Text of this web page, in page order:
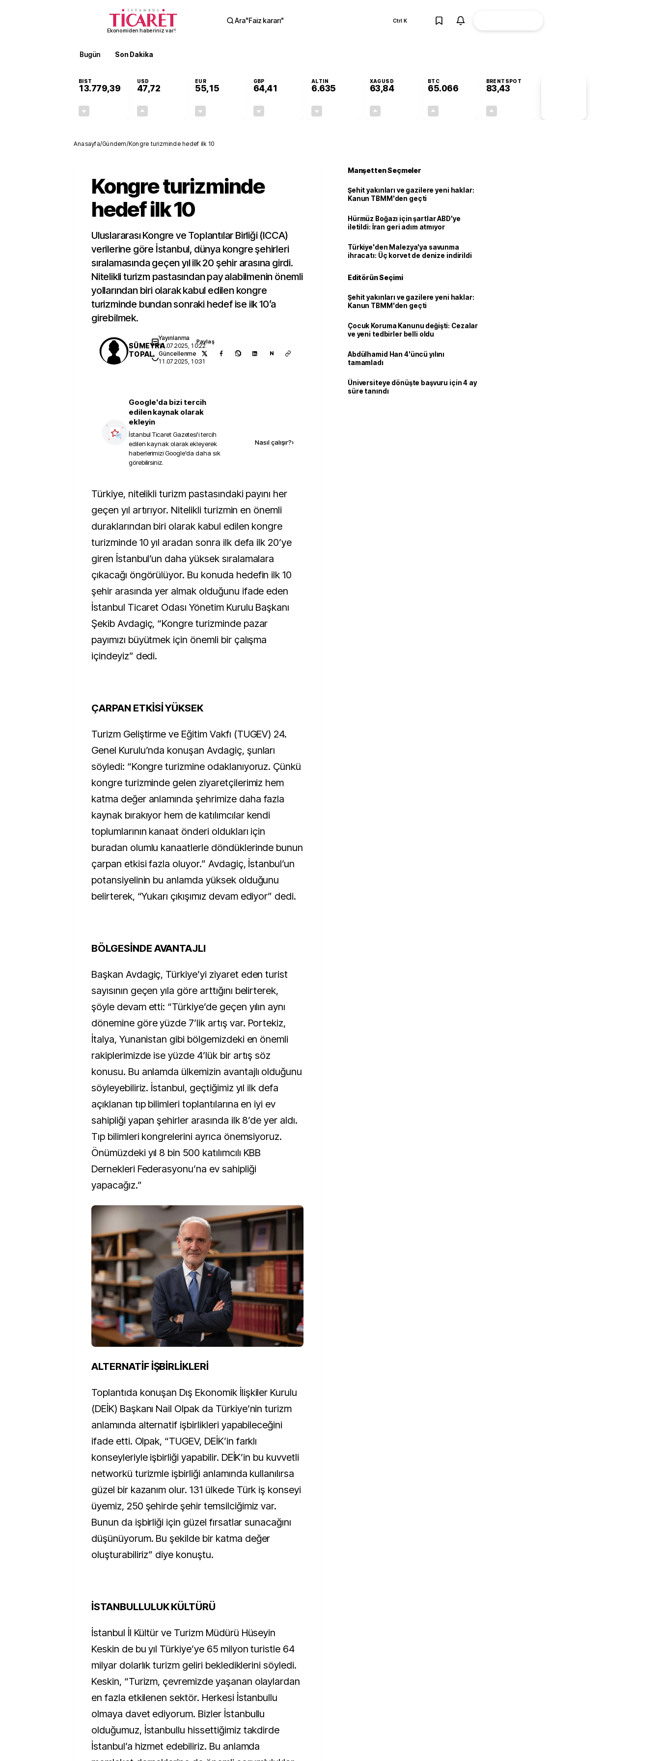
Ekonomiden haberiniz var!
Ara"Faiz kararı" Ctrl K
Bugün Son Dakika
BIST
13.779,39
USD
47,72
EUR
55,15
GBP
64,41
ALTIN
6.635
XAGUSD
63,84
BTC
65.066
BRENTSPOT
83,43
Anasayfa/Gündem/Kongre turizminde hedef ilk 10
Kongre turizminde
hedef ilk 10
Uluslararası Kongre ve Toplantılar Birliği (ICCA)
verilerine göre İstanbul, dünya kongre şehirleri
sıralamasında geçen yıl ilk 20 şehir arasına girdi.
Nitelikli turizm pastasından pay alabilmenin önemli
yollarından biri olarak kabul edilen kongre
turizminde bundan sonraki hedef ise ilk 10’a
girebilmek.
SÜMEYRA
TOPAL
Yayınlanma
11.07.2025, 10:22
Güncellenme
11.07.2025, 10:31
Paylaş
N
Google'da bizi tercih
edilen kaynak olarak
ekleyin
İstanbul Ticaret Gazetesi'i tercih
edilen kaynak olarak ekleyerek
haberlerimizi Google'da daha sık
görebilirsiniz.
Nasıl çalışır?›
Türkiye, nitelikli turizm pastasındaki payını her
geçen yıl artırıyor. Nitelikli turizmin en önemli
duraklarından biri olarak kabul edilen kongre
turizminde 10 yıl aradan sonra ilk defa ilk 20’ye
giren İstanbul’un daha yüksek sıralamalara
çıkacağı öngörülüyor. Bu konuda hedefin ilk 10
şehir arasında yer almak olduğunu ifade eden
İstanbul Ticaret Odası Yönetim Kurulu Başkanı
Şekib Avdagiç, “Kongre turizminde pazar
payımızı büyütmek için önemli bir çalışma
içindeyiz” dedi.
ÇARPAN ETKİSİ YÜKSEK
Turizm Geliştirme ve Eğitim Vakfı (TUGEV) 24.
Genel Kurulu’nda konuşan Avdagiç, şunları
söyledi: “Kongre turizmine odaklanıyoruz. Çünkü
kongre turizminde gelen ziyaretçilerimiz hem
katma değer anlamında şehrimize daha fazla
kaynak bırakıyor hem de katılımcılar kendi
toplumlarının kanaat önderi oldukları için
buradan olumlu kanaatlerle döndüklerinde bunun
çarpan etkisi fazla oluyor.” Avdagiç, İstanbul’un
potansiyelinin bu anlamda yüksek olduğunu
belirterek, “Yukarı çıkışımız devam ediyor” dedi.
BÖLGESİNDE AVANTAJLI
Başkan Avdagiç, Türkiye’yi ziyaret eden turist
sayısının geçen yıla göre arttığını belirterek,
şöyle devam etti: “Türkiye’de geçen yılın aynı
dönemine göre yüzde 7’lik artış var. Portekiz,
İtalya, Yunanistan gibi bölgemizdeki en önemli
rakiplerimizde ise yüzde 4’lük bir artış söz
konusu. Bu anlamda ülkemizin avantajlı olduğunu
söyleyebiliriz. İstanbul, geçtiğimiz yıl ilk defa
açıklanan tıp bilimleri toplantılarına en iyi ev
sahipliği yapan şehirler arasında ilk 8’de yer aldı.
Tıp bilimleri kongrelerini ayrıca önemsiyoruz.
Önümüzdeki yıl 8 bin 500 katılımcılı KBB
Dernekleri Federasyonu’na ev sahipliği
yapacağız.”
ALTERNATİF İŞBİRLİKLERİ
Toplantıda konuşan Dış Ekonomik İlişkiler Kurulu
(DEİK) Başkanı Nail Olpak da Türkiye’nin turizm
anlamında alternatif işbirlikleri yapabileceğini
ifade etti. Olpak, “TUGEV, DEİK’in farklı
konseyleriyle işbirliği yapabilir. DEİK’in bu kuvvetli
networkü turizmle işbirliği anlamında kullanılırsa
güzel bir kazanım olur. 131 ülkede Türk iş konseyi
üyemiz, 250 şehirde şehir temsilciğimiz var.
Bunun da işbirliği için güzel fırsatlar sunacağını
düşünüyorum. Bu şekilde bir katma değer
oluşturabiliriz” diye konuştu.
İSTANBULLULUK KÜLTÜRÜ
İstanbul İl Kültür ve Turizm Müdürü Hüseyin
Keskin de bu yıl Türkiye’ye 65 milyon turistle 64
milyar dolarlık turizm geliri beklediklerini söyledi.
Keskin, “Turizm, çevremizde yaşanan olaylardan
en fazla etkilenen sektör. Herkesi İstanbullu
olmaya davet ediyorum. Bizler İstanbullu
olduğumuz, İstanbullu hissettiğimiz takdirde
İstanbul’a hizmet edebiliriz. Bu anlamda
Manşetten Seçmeler
Şehit yakınları ve gazilere yeni haklar:
Kanun TBMM'den geçti
Hürmüz Boğazı için şartlar ABD'ye
iletildi: İran geri adım atmıyor
Türkiye'den Malezya'ya savunma
ihracatı: Üç korvet de denize indirildi
Editörün Seçimi
Şehit yakınları ve gazilere yeni haklar:
Kanun TBMM'den geçti
Çocuk Koruma Kanunu değişti: Cezalar
ve yeni tedbirler belli oldu
Abdülhamid Han 4'üncü yılını
tamamladı
Üniversiteye dönüşte başvuru için 4 ay
süre tanındı